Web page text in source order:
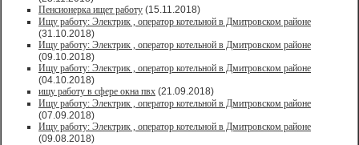
Пенсионерка ищет работу (15.11.2018)
Ищу работу: Электрик , оператор котельной в Дмитровском районе
(31.10.2018)
Ищу работу: Электрик , оператор котельной в Дмитровском районе
(09.10.2018)
Ищу работу: Электрик , оператор котельной в Дмитровском районе
(04.10.2018)
ищу работу в сфере окна пвх (21.09.2018)
Ищу работу: Электрик , оператор котельной в Дмитровском районе
(07.09.2018)
Ищу работу: Электрик , оператор котельной в Дмитровском районе
(09.08.2018)